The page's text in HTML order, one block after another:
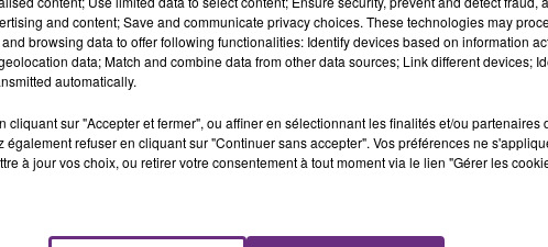
bénéficiez d'une forte dimension conseil. Votre
votre persévérance, votre détermination et
pour ce poste !
rh.fr avec pour objet " Recrutement CHARLEVILLE-
and content; Save and communicate privacy choices. These technologies may
browsing data to offer following functionalities: Identify devices based on information
data; Match and combine data from other data sources; Link different devices;
automatically.
cliquant sur "Accepter et fermer", ou affiner en sélectionnant les finalités et/ou partenaires
également refuser en cliquant sur "Continuer sans accepter". Vos préférences ne
à jour vos choix, ou retirer votre consentement à tout moment via le lien "Gérer les